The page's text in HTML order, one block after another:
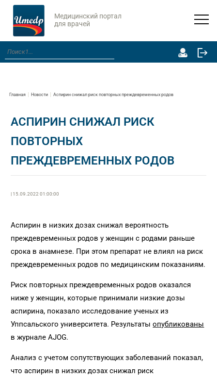
Медицинский портал
для врачей
Главная Новости Аспирин снижал риск повторных преждевременных родов
АСПИРИН СНИЖАЛ РИСК
ПОВТОРНЫХ
ПРЕЖДЕВРЕМЕННЫХ РОДОВ
| 15.09.2022 01:00:00
Аспирин в низких дозах снижал вероятность
преждевременных родов у женщин с родами раньше
срока в анамнезе. При этом препарат не влиял на риск
преждевременных родов по медицинским показаниям.
Риск повторных преждевременных родов оказался
ниже у женщин, которые принимали низкие дозы
аспирина, показало исследование ученых из
Уппсальского университета. Результатыопубликованы
в журнале AJOG.
Анализ с учетом сопутствующих заболеваний показал,
что аспирин в низких дозах снижал риск